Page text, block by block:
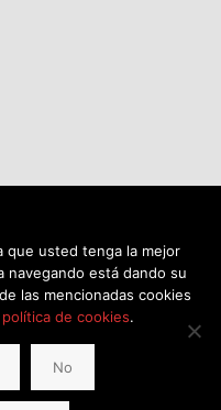
Legal|
que usted tenga la mejor
navegando está dando su
las mencionadas cookies
política de cookies.
No